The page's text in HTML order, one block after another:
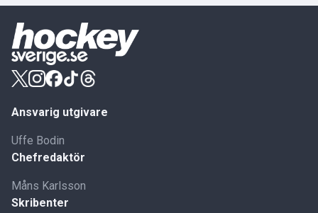
Ansvarig utgivare
Uffe Bodin
Chefredaktör
Måns Karlsson
Skribenter